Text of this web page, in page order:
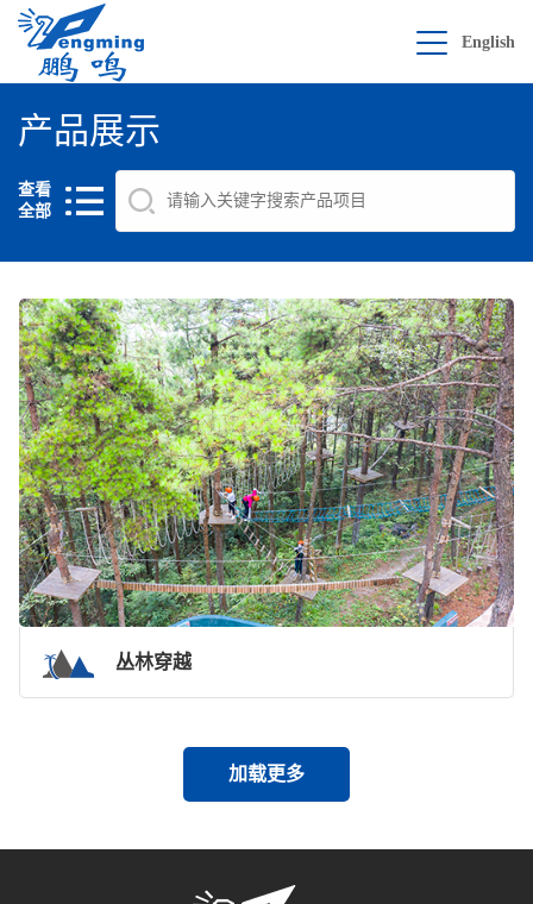
English
产品展示
查看
全部
丛林穿越
加载更多